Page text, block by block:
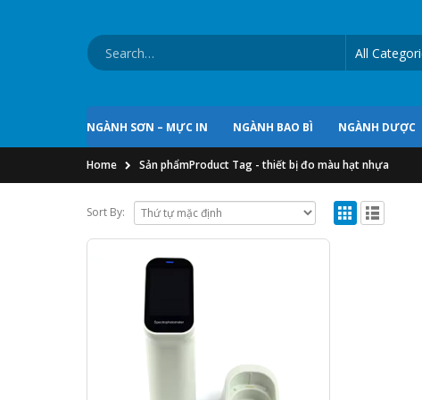
NGÀNH SƠN – MỰC IN NGÀNH BAO BÌ NGÀNH DƯỢC
Home Sản phẩmProduct Tag -thiết bị đo màu hạt nhựa
Sort By: